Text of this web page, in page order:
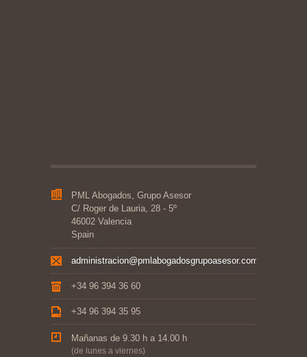
PML Abogados, Grupo Asesor
C/ Roger de Lauria, 28 - 5º
46002 Valencia
Spain
administracion@pmlabogadosgrupoasesor.com
+34 96 394 36 60
+34 96 394 35 95
Mañanas de 9.30 h a 14.00 h
(de lunes a viernes)